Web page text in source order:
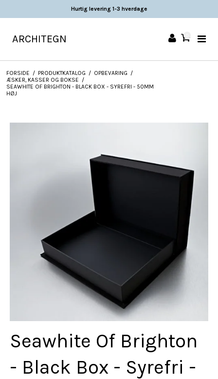
Hurtig levering 1-3 hverdage
ARCHITEGN
FORSIDE / PRODUKTKATALOG / OPBEVARING /
ÆSKER, KASSER OG BOKSE /
SEAWHITE OF BRIGHTON - BLACK BOX - SYREFRI - 50MM
HØJ
Seawhite Of Brighton
- Black Box - Syrefri -